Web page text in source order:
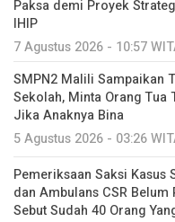
Paksa demi Proyek
IHIP
7 Agustus 2026 - 10:57
SMPN2 Malili Sampaikan
Sekolah, Minta Orang Tua
Jika Anaknya Bina
5 Agustus 2026 - 03:26
Pemeriksaan Saksi Kasus
dan Ambulans CSR Belum
Sebut Sudah 40 Orang